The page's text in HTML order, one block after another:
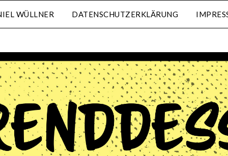
WÜLLNER DATENSCHUTZERKLÄRUNG